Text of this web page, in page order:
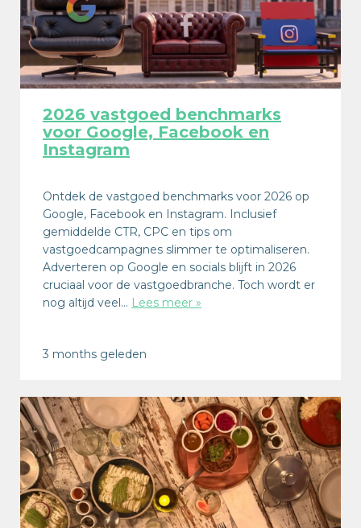
2026 vastgoed benchmarks
voor Google, Facebook en
Instagram
Ontdek de vastgoed benchmarks voor 2026 op
Google, Facebook en Instagram. Inclusief
gemiddelde CTR, CPC en tips om
vastgoedcampagnes slimmer te optimaliseren.
Adverteren op Google en socials blijft in 2026
cruciaal voor de vastgoedbranche. Toch wordt er
nog altijd veel… Lees meer »
3 months geleden